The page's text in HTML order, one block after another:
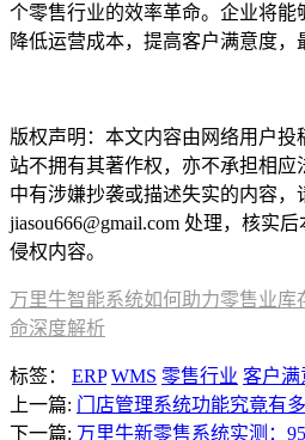
个零售行业的效率革命。企业将能
降低运营成本，提高客户满意度，
版权声明：本文内容由网络用户
站不拥有其著作权，亦不承担相
中有涉嫌抄袭或描述失实的内容，
jiasou666@gmail.com 处理，核实
侵权内容。
万里牛智能系统如何助力零售业库
命深度解析
标签： ERP WMS 零售行业 客户满
上一篇: 门店管理系统功能究竟有多
下一篇: 万里牛新零售系统实测：